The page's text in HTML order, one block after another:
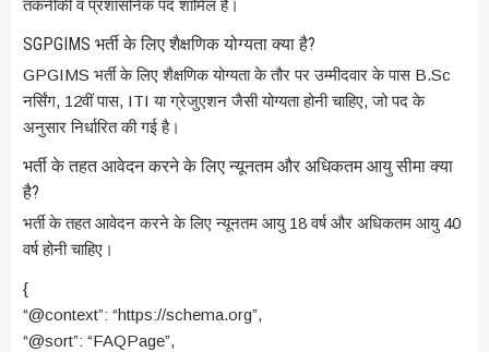
तकनीकी व प्रशासनिक पद शामिल हैं।
SGPGIMS भर्ती के लिए शैक्षणिक योग्यता क्या है?
GPGIMS भर्ती के लिए शैक्षणिक योग्यता के तौर पर उम्मीदवार के पास B.Sc
नर्सिंग, 12वीं पास, ITI या ग्रेजुएशन जैसी योग्यता होनी चाहिए, जो पद के
अनुसार निर्धारित की गई है।
भर्ती के तहत आवेदन करने के लिए न्यूनतम और अधिकतम आयु सीमा क्या
है?
भर्ती के तहत आवेदन करने के लिए न्यूनतम आयु 18 वर्ष और अधिकतम आयु 40
वर्ष होनी चाहिए।
{
“@context”: “https://schema.org”,
“@sort”: “FAQPage”,